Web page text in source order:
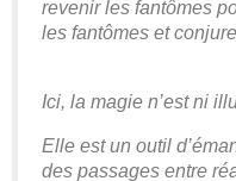
revenir les fantômes
les fantômes et
Ici, la magie n’est ni
Elle est un outil
des passages entre